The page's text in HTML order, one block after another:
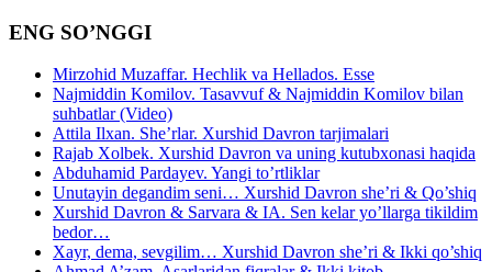
ENG SO’NGGI
Mirzohid Muzaffar. Hechlik va Hellados. Esse
Najmiddin Komilov. Tasavvuf & Najmiddin Komilov bilan
suhbatlar (Video)
Attila Ilxan. She’rlar. Xurshid Davron tarjimalari
Rajab Xolbek. Xurshid Davron va uning kutubxonasi haqida
Abduhamid Pardayev. Yangi to’rtliklar
Unutayin degandim seni… Xurshid Davron she’ri & Qo’shiq
Xurshid Davron & Sarvara & IA. Sen kelar yo’llarga tikildim
bedor…
Xayr, dema, sevgilim… Xurshid Davron she’ri & Ikki qo’shiq